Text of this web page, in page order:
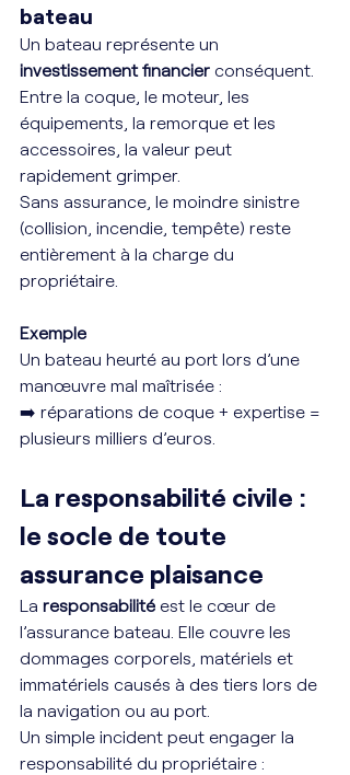
bateau
Un bateau représente un
investissement financier conséquent.
Entre la coque, le moteur, les
équipements, la remorque et les
accessoires, la valeur peut
rapidement grimper.
Sans assurance, le moindre sinistre
(collision, incendie, tempête) reste
entièrement à la charge du
propriétaire.
Exemple
Un bateau heurté au port lors d’une
manœuvre mal maîtrisée :
➡️ réparations de coque + expertise =
plusieurs milliers d’euros.
La responsabilité civile :
le socle de toute
assurance plaisance
La responsabilité est le cœur de
l’assurance bateau. Elle couvre les
dommages corporels, matériels et
immatériels causés à des tiers lors de
la navigation ou au port.
Un simple incident peut engager la
responsabilité du propriétaire :